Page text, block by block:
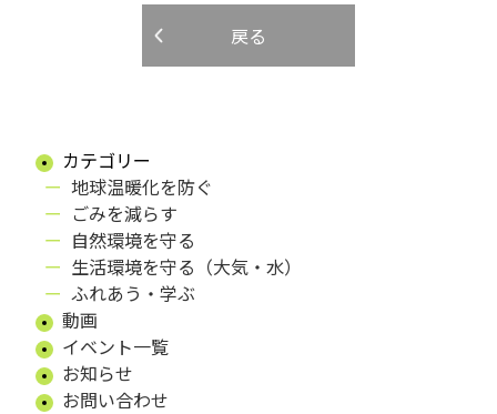
戻る
カテゴリー
地球温暖化を防ぐ
ごみを減らす
自然環境を守る
生活環境を守る（大気・水）
ふれあう・学ぶ
動画
イベント一覧
お知らせ
お問い合わせ